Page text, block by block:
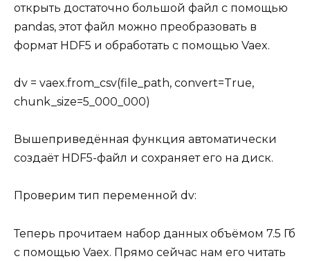
открыть достаточно большой файл с помощью
pandas, этот файл можно преобразовать в
формат HDF5 и обработать с помощью Vaex.
dv = vaex.from_csv(file_path, convert=True,
chunk_size=5_000_000)
Вышеприведённая функция автоматически
создаёт HDF5-файл и сохраняет его на диск.
Проверим тип переменной dv:
Теперь прочитаем набор данных объёмом 7.5 Гб
с помощью Vaex. Прямо сейчас нам его читать